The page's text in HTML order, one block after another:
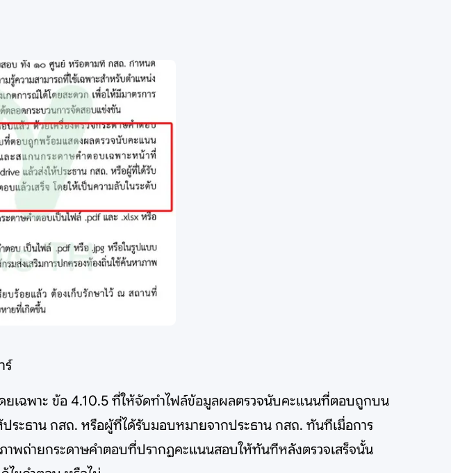
ร์
ดยเฉพาะ ข้อ 4.10.5 ที่ให้จัดทำไฟล์ข้อมูลผลตรวจนับคะแนนที่ตอบถูกบน
ะธาน กสถ. หรือผู้ที่ได้รับมอบหมายจากประธาน กสถ. ทันทีเมื่อการ
พถ่ายกระดาษคำตอบที่ปรากฏคะแนนสอบให้ทันทีหลังตรวจเสร็จนั้น